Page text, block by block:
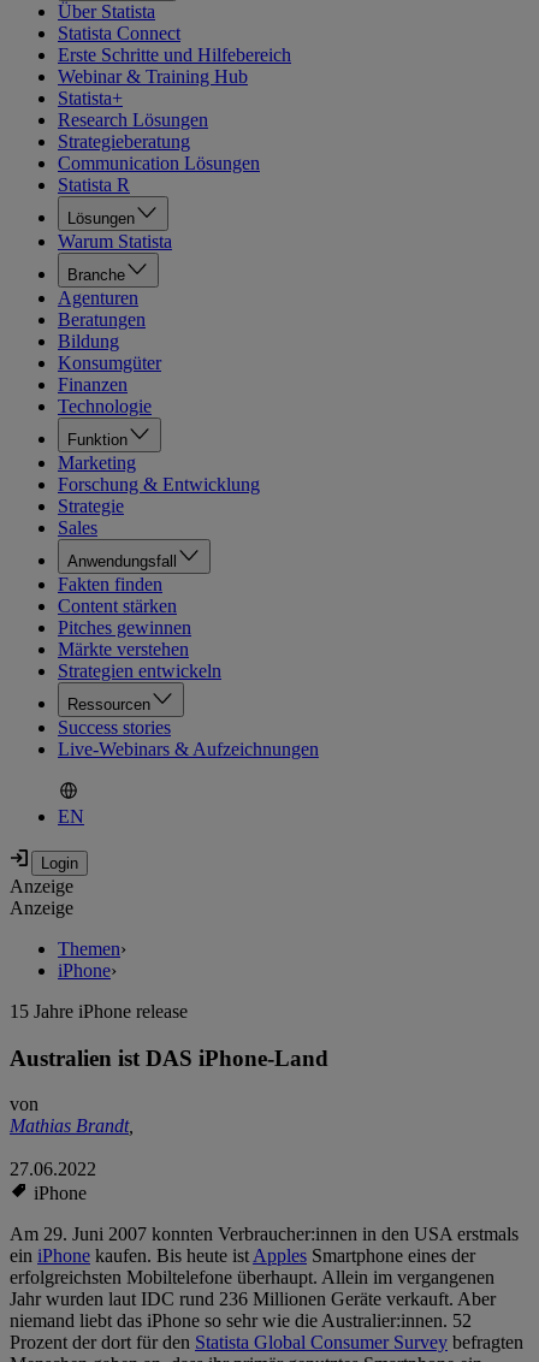
Über Statista
Statista Connect
Erste Schritte und Hilfebereich
Webinar & Training Hub
Statista+
Research Lösungen
Strategieberatung
Communication Lösungen
Statista R
Lösungen
Warum Statista
Branche
Agenturen
Beratungen
Bildung
Konsumgüter
Finanzen
Technologie
Funktion
Marketing
Forschung & Entwicklung
Strategie
Sales
Anwendungsfall
Fakten finden
Content stärken
Pitches gewinnen
Märkte verstehen
Strategien entwickeln
Ressourcen
Success stories
Live-Webinars & Aufzeichnungen
EN
Anzeige
Anzeige
Themen›
iPhone›
15 Jahre iPhone release
Australien ist DAS iPhone-Land
von
Mathias Brandt,
27.06.2022
iPhone
Am 29. Juni 2007 konnten Verbraucher:innen in den USA erstmals
ein iPhone kaufen. Bis heute istApples Smartphone eines der
erfolgreichsten Mobiltelefone überhaupt. Allein im vergangenen
Jahr wurden laut IDC rund 236 Millionen Geräte verkauft. Aber
niemand liebt das iPhone so sehr wie die Australier:innen. 52
Prozent der dort für den Statista Global Consumer Survey befragten